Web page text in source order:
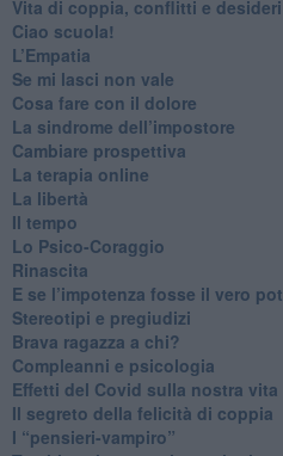
​Vita di coppia, conflitti e desideri
​Ciao scuola!
​L’Empatia
​Se mi lasci non vale
Cosa fare con il dolore
​La sindrome dell’impostore
​Cambiare prospettiva
La terapia online
La libertà
​Il tempo
​Lo Psico-Coraggio
Rinascita
​E se l’impotenza fosse il vero
Stereotipi e pregiudizi
​Brava ragazza a chi?
​Compleanni e psicologia
Effetti del Covid sulla nostra vita
Il segreto della felicità di coppia
​I “pensieri-vampiro”